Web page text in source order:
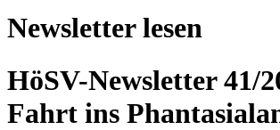
Newsletter lesen
HöSV-Newsletter 41/
Fahrt ins